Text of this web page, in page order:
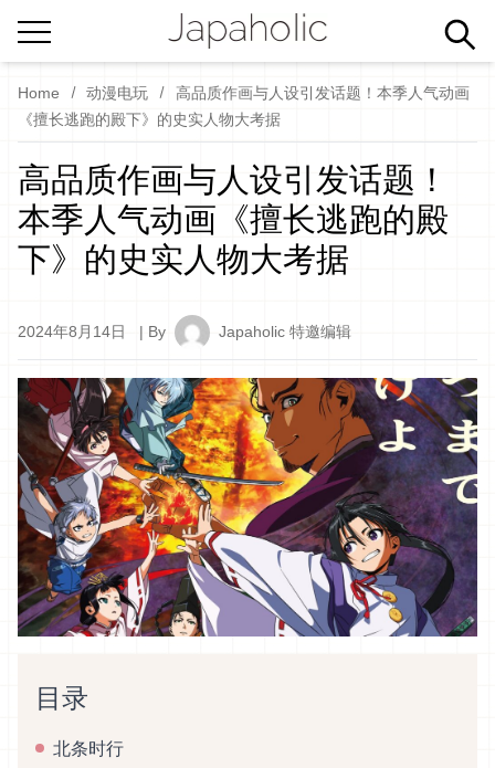
Home 动漫电玩
高品质作画与人设引发话题！本季人气动画
《擅长逃跑的殿下》的史实人物大考据
高品质作画与人设引发话题！
本季人气动画《擅长逃跑的殿
下》的史实人物大考据
2024年8月14日 | By Japaholic 特邀编辑
目录
北条时行